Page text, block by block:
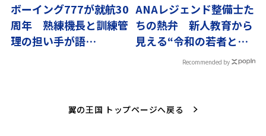
ボーイング777が就航30
周年 熟練機長と訓練管
理の担い手が語
ANAレジェンド整備士た
ちの熱弁 新人教育から
見える“令和の若者と昭
和の職人”Recommended by
翼の王国 トップページへ戻る